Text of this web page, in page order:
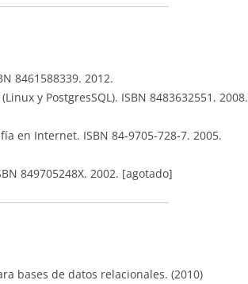
8461588339. 2012.
y PostgresSQL). ISBN 8483632551. 2008.
en Internet. ISBN 84-9705-728-7. 2005.
849705248X. 2002. [agotado]
bases de datos relacionales. (2010)